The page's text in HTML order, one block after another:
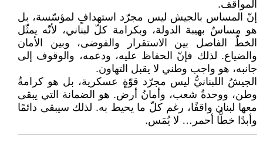
المواقف.
إنّ المساس بالجيش ليس مجرّد استهدافٍ لمؤسّسة، بل
هو مساسٌ بهيبة الدولة، وبكرامة كلّ لبناني، لأنّه يمثّل
الخطّ الفاصل بين الاستقرار والفوضى، وبين الأمان
والضياع. لذلك فإنّ الحفاظ عليه، ودعمه، والوقوف إلى
جانبه، هو واجب وطني لا يقبل التهاون.
الجيشُ اللبنانيُّ ليس مجرّد قوّةٍ عسكرية، بل هو كرامةُ
وطن، ووحدةُ شعب، وأمانُ أرض. هو الضمانة التي يبقى
معها لبنان واقفًا، رغم كلّ ما يحيط به. لذلك سيبقى دائمًا
وأبدًا خطًّا أحمر… لا يُمَس.